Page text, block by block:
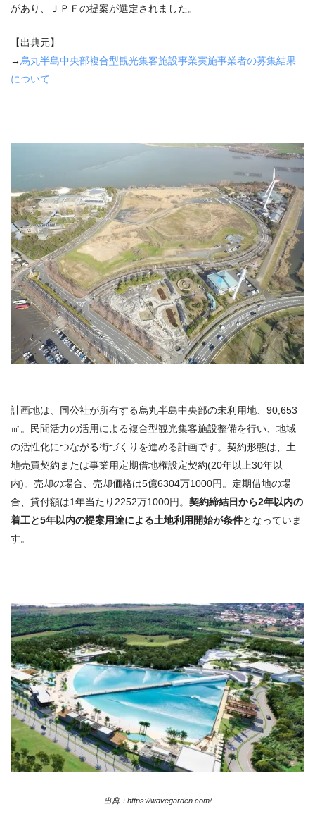
があり、ＪＰＦの提案が選定されました。
【出典元】
→ 烏丸半島中央部複合型観光集客施設事業実施事業者の募集結果
について
計画地は、同公社が所有する烏丸半島中央部の未利用地、90,653
㎡。民間活力の活用による複合型観光集客施設整備を行い、地域
の活性化につながる街づくりを進める計画です。契約形態は、土
地売買契約または事業用定期借地権設定契約(20年以上30年以
内)。売却の場合、売却価格は5億6304万1000円。定期借地の場
合、貸付額は1年当たり2252万1000円。 契約締結日から2年以内の
着工と5年以内の提案用途による土地利用開始が条件となっていま
す。
出典：https://wavegarden.com/